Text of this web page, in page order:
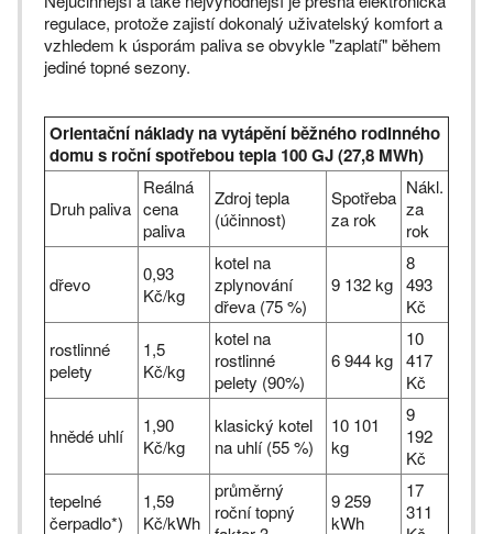
regulace, protože zajistí dokonalý uživatelský komfort a
vzhledem k úsporám paliva se obvykle "zaplatí" během
jediné topné sezony.
Orientační náklady na vytápění běžného rodinného
domu s roční spotřebou tepla 100 GJ (27,8 MWh)
Druh paliva
Reálná
cena
paliva
Zdroj tepla
(účinnost)
Spotřeba
za rok
Nákl.
za
rok
dřevo
0,93
Kč/kg
kotel na
zplynování
dřeva (75 %)
9 132 kg
8
493
Kč
rostlinné
pelety
1,5
Kč/kg
kotel na
rostlinné
pelety (90%)
6 944 kg
10
417
Kč
hnědé uhlí
1,90
Kč/kg
klasický kotel
na uhlí (55 %)
10 101
kg
9
192
Kč
tepelné
čerpadlo*)
1,59
Kč/kWh
průměrný
roční topný
9 259
kWh
17
311